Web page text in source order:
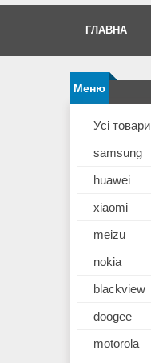
ГЛАВНА
Усі товари
samsung
huawei
xiaomi
meizu
nokia
blackview
doogee
motorola